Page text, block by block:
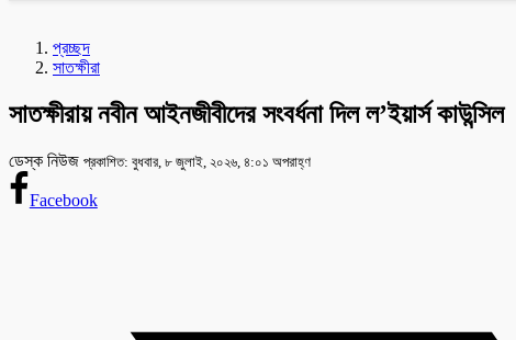
প্রচ্ছদ
সাতক্ষীরা
সাতক্ষীরায় নবীন আইনজীবীদের সংবর্ধনা দিল ল’ইয়ার্স কাউন্সিল
ডেস্ক নিউজ প্রকাশিত: বুধবার, ৮ জুলাই, ২০২৬, ৪:০১ অপরাহ্ণ
Facebook